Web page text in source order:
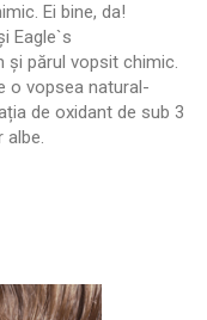
Ei bine, da!
Eagle`s
și părul vopsit chimic.
o vopsea natural-
de oxidant de sub 3
albe.